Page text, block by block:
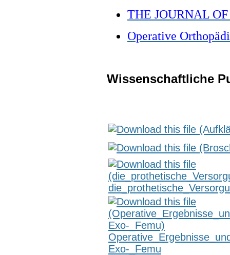
THE JOURNAL
Operative
Wissenschaftliche
Exo-_Femu